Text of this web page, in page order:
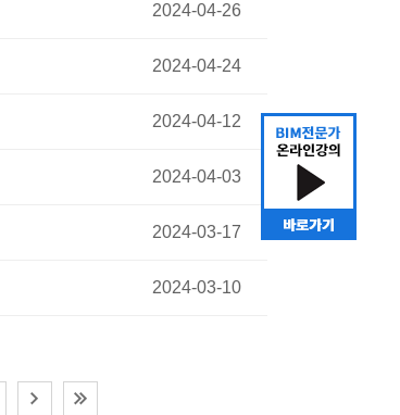
2024-04-26
2024-04-24
2024-04-12
2024-04-03
2024-03-17
2024-03-10